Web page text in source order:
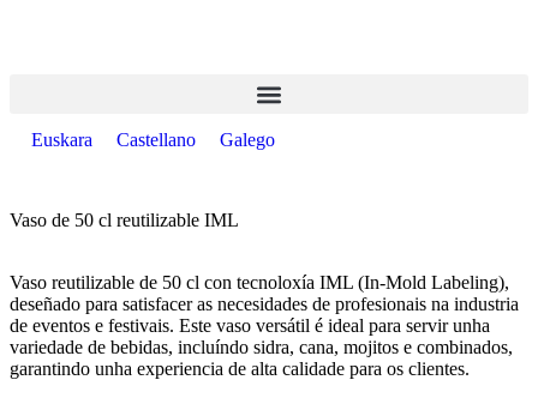
Euskara Castellano Galego
Vaso de 50 cl reutilizable IML
Vaso reutilizable de 50 cl con tecnoloxía IML (In-Mold Labeling),
deseñado para satisfacer as necesidades de profesionais na industria
de eventos e festivais. Este vaso versátil é ideal para servir unha
variedade de bebidas, incluíndo sidra, cana, mojitos e combinados,
garantindo unha experiencia de alta calidade para os clientes.